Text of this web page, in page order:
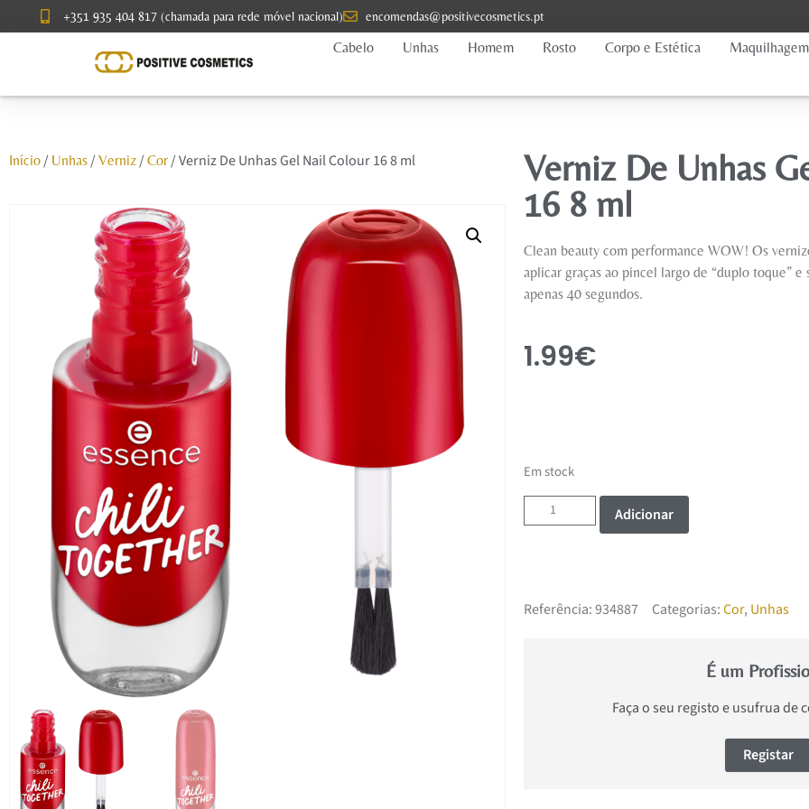
+351 935 404 817 (chamada para rede móvel nacional) encomendas@positivecosmetics.pt
Cabelo
Unhas Homem Rosto Corpo e Estética Maquilhagem
Início/ Unhas/ Verniz/ Cor/ Verniz De Unhas Gel Nail Colour 16 8 ml
Verniz De Unhas
16 8 ml
Clean beauty com performance WOW! Os
aplicar graças ao pincel largo de “duplo toque”
apenas 40 segundos.
1.99€
Em stock
Adicionar
Referência:934887 Categorias:Cor, Unhas
É um
Faça o seu registo e usufrua de
Registar